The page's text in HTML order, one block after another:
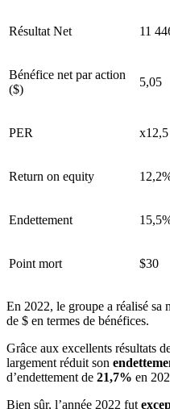
Résultat Net 11
Bénéfice net par action
($)
5,05
PER x12,5
Return on equity
Endettement
Point mort $30
En 2022, le groupe a réalisé sa
de $ en termes de bénéfices.
Grâce aux excellents résultats
largement réduit son
d’endettement de 21,7% en
Bien sûr, l’année 2022 fut